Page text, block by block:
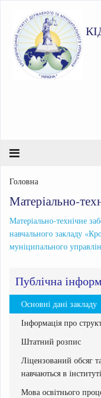
Головна
Матеріально-
Матеріально-технічне
навчального закладу
муніципального
Публічна
Основні дані закладу
Інформація про
Штатний розпис
Ліцензований обсяг
навчаються в інституті
Мова освітнього